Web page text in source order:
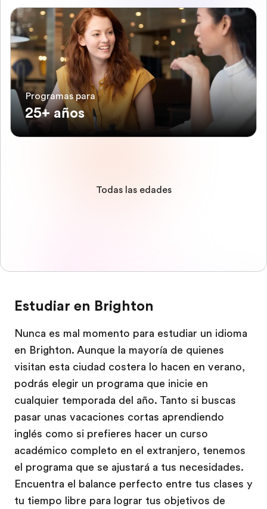
Programas para
25+ años
Todas las edades
Estudiar en Brighton
Nunca es mal momento para estudiar un idioma
en Brighton. Aunque la mayoría de quienes
visitan esta ciudad costera lo hacen en verano,
podrás elegir un programa que inicie en
cualquier temporada del año. Tanto si buscas
pasar unas vacaciones cortas aprendiendo
inglés como si prefieres hacer un curso
académico completo en el extranjero, tenemos
el programa que se ajustará a tus necesidades.
Encuentra el balance perfecto entre tus clases y
tu tiempo libre para lograr tus objetivos de